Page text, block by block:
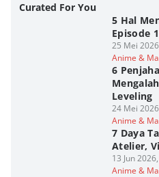
Curated For You
5 Hal
Episode
25 Mei
Anime &
6
Leveling
24 Mei
Anime &
7 Daya
Atelier,
13 Jun
Anime &